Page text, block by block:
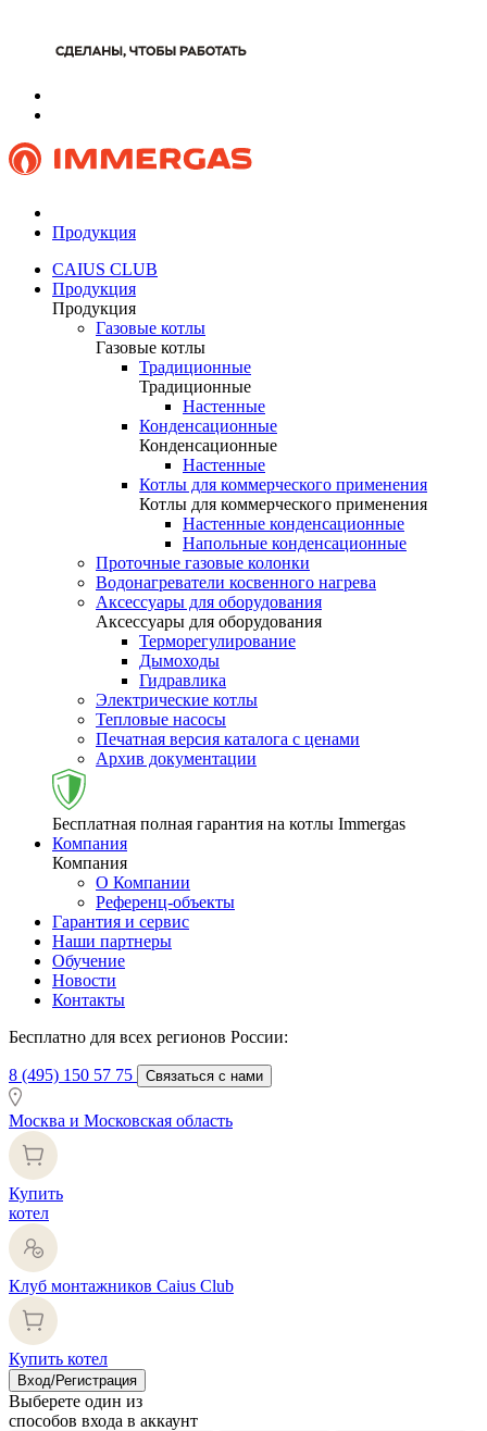
Продукция
CAIUS CLUB
Продукция
Продукция
Газовые котлы
Газовые котлы
Традиционные
Традиционные
Настенные
Конденсационные
Конденсационные
Настенные
Котлы для коммерческого применения
Котлы для коммерческого применения
Настенные конденсационные
Напольные конденсационные
Проточные газовые колонки
Водонагреватели косвенного нагрева
Аксессуары для оборудования
Аксессуары для оборудования
Терморегулирование
Дымоходы
Гидравлика
Электрические котлы
Тепловые насосы
Печатная версия каталога с ценами
Архив документации
Бесплатная полная гарантия на котлы Immergas
Компания
Компания
О Компании
Референц-объекты
Гарантия и сервис
Наши партнеры
Обучение
Новости
Контакты
Бесплатно для всех регионов России:
8 (495) 150 57 75 Связаться с нами
Москва и Московская область
Купить
котел
Клуб монтажников Caius Club
Купить котел
Вход/Регистрация
Выберете один из
способов входа в аккаунт